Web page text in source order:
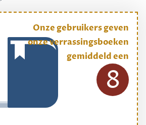
Onze gebruikers geven
onze verrassingsboeken
gemiddeld een
8